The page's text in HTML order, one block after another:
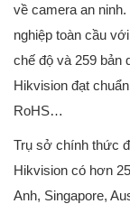
về camera an
nghiệp toàn cầu
chế độ và 259 bản
Hikvision đạt
RoHS…
Trụ sở chính thức
Hikvision có hơn
Anh, Singapore,